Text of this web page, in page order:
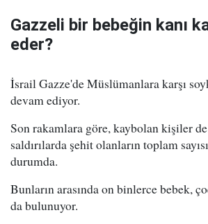
Gazzeli bir bebeğin kanı
eder?
İsrail Gazze'de Müslümanlara karşı
devam ediyor.
Son rakamlara göre, kaybolan kişiler
saldırılarda şehit olanların toplam
durumda.
Bunların arasında on binlerce bebek,
da bulunuyor.